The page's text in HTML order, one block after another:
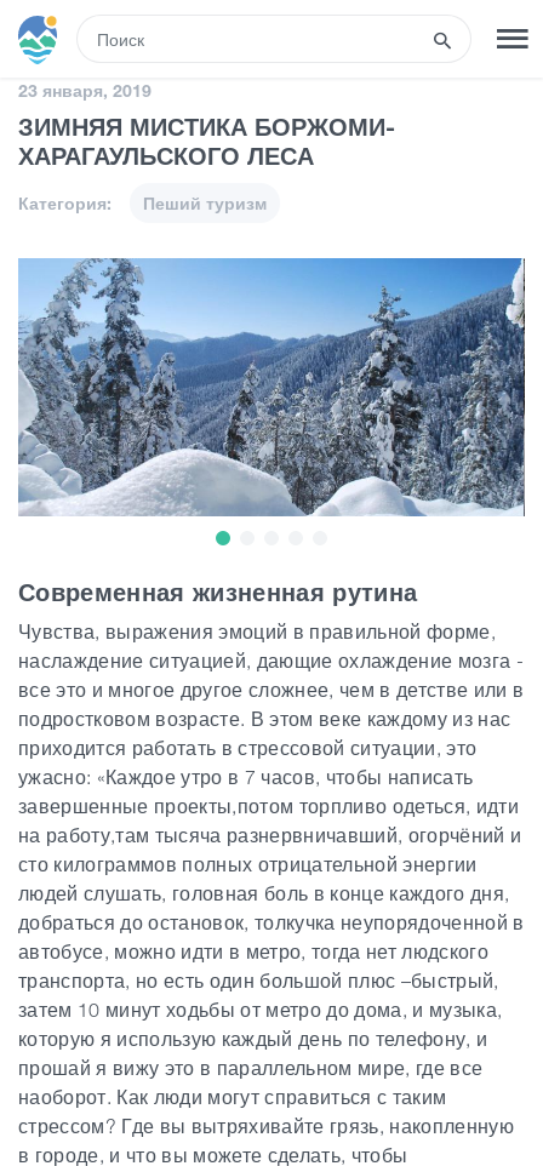
РЕГИСТРАЦИЯ ВХОД
Туры
Гостиницы
Транспорт
Развлечения
Статьи
Грузия
23 января, 2019
ЗИМНЯЯ МИСТИКА БОРЖОМИ-
ХАРАГАУЛЬСКОГО ЛЕСА
Категория: Пеший туризм
Современная жизненная рутина
Чувства, выражения эмоций в правильной форме,
наслаждение ситуацией, дающие охлаждение мозга -
все это и многое другое сложнее, чем в детстве или в
подростковом возрасте. В этом веке каждому из нас
приходится работать в стрессовой ситуации, это
ужасно: «Каждое утро в 7 часов, чтобы написать
завершенные проекты,потом торпливо одеться, идти
на работу,там тысяча разнервничавший, огорчёний и
сто килограммов полных отрицательной энергии
людей слушать, головная боль в конце каждого дня,
добраться до остановок, толкучка неупорядоченной в
автобусе, можно идти в метро, тогда нет людского
транспорта, но есть один большой плюс –быстрый,
затем 10 минут ходьбы от метро до дома, и музыка,
которую я использую каждый день по телефону, и
прошай я вижу это в параллельном мире, где все
наоборот. Как люди могут справиться с таким
стрессом? Где вы вытряхивайте грязь, накопленную
в городе, и что вы можете сделать, чтобы